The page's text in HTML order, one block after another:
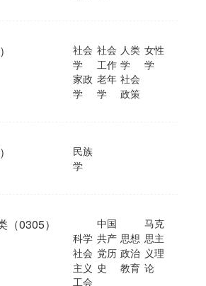
社会
学
社会
工作
人类
学
女性
学
家政
学
老年
学
社会
政策
民族
学
0305）
科学
社会
主义
中国
共产
党历
史
思想
政治
教育
马克
思主
义理
论
工会